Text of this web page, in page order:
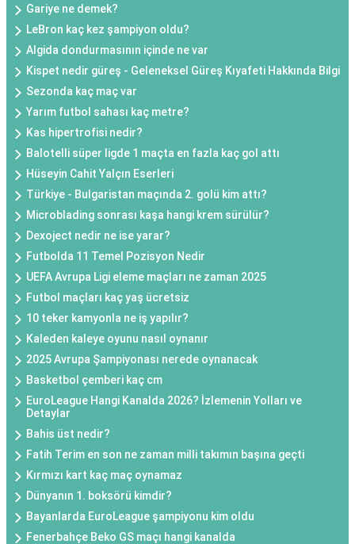
Gariye ne demek?
LeBron kaç kez şampiyon oldu?
Algida dondurmasının içinde ne var
Kispet nedir güreş - Geleneksel Güreş Kıyafeti Hakkında Bilgi
Sezonda kaç maç var
Yarım futbol sahası kaç metre?
Kas hipertrofisi nedir?
Balotelli süper ligde 1 maçta en fazla kaç gol attı
Hüseyin Cahit Yalçın Eserleri
Türkiye - Bulgaristan maçında 2. golü kim attı?
Microblading sonrası kaşa hangi krem sürülür?
Dexoject nedir ne ise yarar?
Futbolda 11 Temel Pozisyon Nedir
UEFA Avrupa Ligi eleme maçları ne zaman 2025
Futbol maçları kaç yaş ücretsiz
10 teker kamyonla ne iş yapılır?
Kaleden kaleye oyunu nasıl oynanır
2025 Avrupa Şampiyonası nerede oynanacak
Basketbol çemberi kaç cm
EuroLeague Hangi Kanalda 2026? İzlemenin Yolları ve
Detaylar
Bahis üst nedir?
Fatih Terim en son ne zaman milli takımın başına geçti
Kırmızı kart kaç maç oynamaz
Dünyanın 1. boksörü kimdir?
Bayanlarda EuroLeague şampiyonu kim oldu
Fenerbahçe Beko GS maçı hangi kanalda